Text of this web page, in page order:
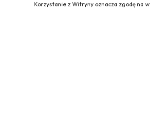
Korzystanie z Witryny oznacza zgodę na